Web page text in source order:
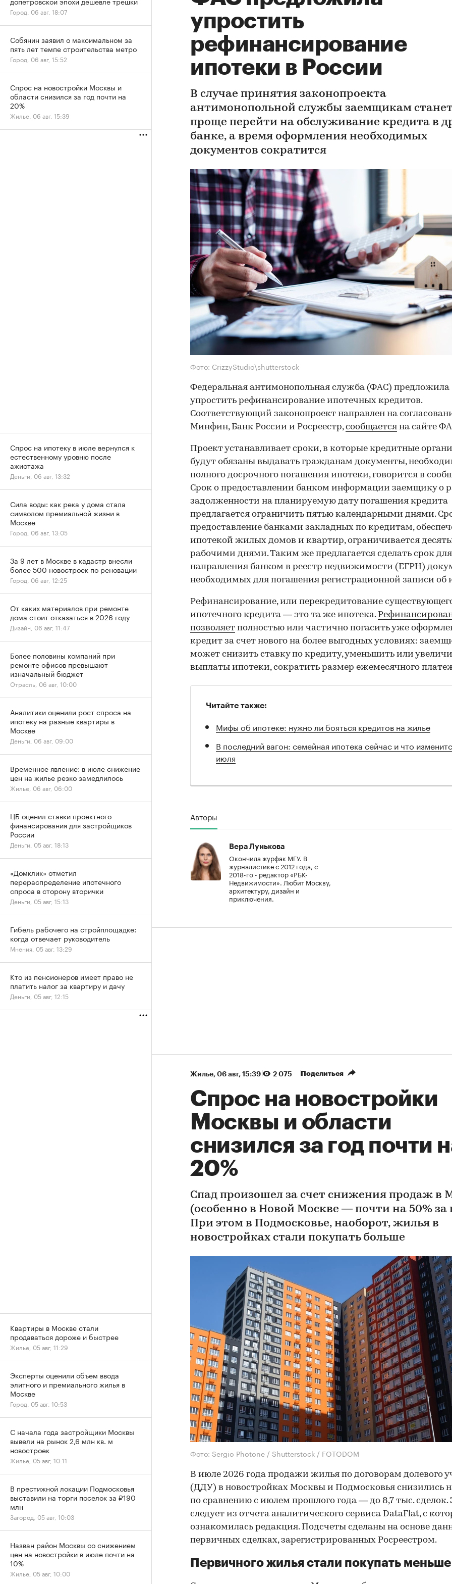
упростить
рефинансирование
ипотеки в России
В случае принятия законопроекта
антимонопольной службы заемщикам станет
проще перейти на обслуживание кредита в
банке, а время оформления необходимых
документов сократится
Фото: CrizzyStudio\shutterstock
Федеральная антимонопольная служба (ФАС) предложила
упростить рефинансирование ипотечных кредитов.
Соответствующий законопроект направлен на
Минфин, Банк России и Росреестр,сообщается на сайте
Проект устанавливает сроки, в которые кредитные
будут обязаны выдавать гражданам документы,
полного досрочного погашения ипотеки, говорится в
Срок о предоставлении банком информации заемщику о
задолженности на планируемую дату погашения кредита
предлагается ограничить пятью календарными днями.
предоставление банками закладных по кредитам,
ипотекой жилых домов и квартир, ограничивается
рабочими днями. Таким же предлагается сделать срок для
направления банком в реестр недвижимости (ЕГРН)
необходимых для погашения регистрационной записи об
Рефинансирование, или перекредитование
ипотечного кредита — это та же ипотека.
позволяет полностью или частично погасить уже
кредит за счет нового на более выгодных условиях:
может снизить ставку по кредиту, уменьшить или
выплаты ипотеки, сократить размер ежемесячного
Читайте также:
Мифы об ипотеке: нужно ли бояться кредитов на жилье
В последний вагон: семейная ипотека сейчас и что
июля
Авторы
Вера Лунькова
Окончила журфак МГУ. В
журналистике с 2012 года, с
2018-го - редактор «РБК-
Недвижимости». Любит Москву,
архитектуру, дизайн и
приключения.
Жилье⁠, 06 авг, 15:39 2 075 Поделиться
Спрос на новостройки
Москвы и области
снизился за год почти
20%
Спад произошел за счет снижения продаж в
(особенно в Новой Москве — почти на 50% за
При этом в Подмосковье, наоборот, жилья в
новостройках стали покупать больше
Фото: Sergio Photone / Shutterstock / FOTODOM
В июле 2026 года продажи жилья по договорам долевого
(ДДУ) в новостройках Москвы и Подмосковья снизились
по сравнению с июлем прошлого года — до 8,7 тыс. сделок.
следует из отчета аналитического сервиса DataFlat, с
ознакомилась редакция. Подсчеты сделаны на основе
первичных сделках, зарегистрированных Росреестром.
Первичного жилья стали покупать меньше
Город, 06 авг, 18:07
Собянин заявил о максимальном за
пять лет темпе строительства метро
Город, 06 авг, 15:52
Спрос на новостройки Москвы и
области снизился за год почти на
20%
Жилье, 06 авг, 15:39
Спрос на ипотеку в июле вернулся к
естественному уровню после
ажиотажа
Деньги, 06 авг, 13:32
Сила воды: как река у дома стала
символом премиальной жизни в
Москве
Город, 06 авг, 13:05
За 9 лет в Москве в кадастр внесли
более 500 новостроек по реновации
Город, 06 авг, 12:25
От каких материалов при ремонте
дома стоит отказаться в 2026 году
Дизайн, 06 авг, 11:47
Более половины компаний при
ремонте офисов превышают
изначальный бюджет
Отрасль, 06 авг, 10:00
Аналитики оценили рост спроса на
ипотеку на разные квартиры в
Москве
Деньги, 06 авг, 09:00
Временное явление: в июле снижение
цен на жилье резко замедлилось
Жилье, 06 авг, 06:00
ЦБ оценил ставки проектного
финансирования для застройщиков
России
Деньги, 05 авг, 18:13
«Домклик» отметил
перераспределение ипотечного
спроса в сторону вторички
Деньги, 05 авг, 15:13
Гибель рабочего на стройплощадке:
когда отвечает руководитель
Мнения, 05 авг, 13:29
Кто из пенсионеров имеет право не
платить налог за квартиру и дачу
Деньги, 05 авг, 12:15
Квартиры в Москве стали
продаваться дороже и быстрее
Жилье, 05 авг, 11:29
Эксперты оценили объем ввода
элитного и премиального жилья в
Москве
Город, 05 авг, 10:53
С начала года застройщики Москвы
вывели на рынок 2,6 млн кв. м
новостроек
Жилье, 05 авг, 10:11
В престижной локации Подмосковья
выставили на торги поселок за ₽190
млн
Загород, 05 авг, 10:03
Назван район Москвы со снижением
цен на новостройки в июле почти на
10%
Жилье, 05 авг, 10:00